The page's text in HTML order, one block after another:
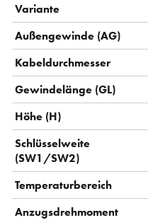
Variante
Außengewinde (AG)
Kabeldurchmesser
Gewindelänge (GL)
Höhe (H)
Schlüsselweite
(SW1/SW2)
Temperaturbereich
Anzugsdrehmoment